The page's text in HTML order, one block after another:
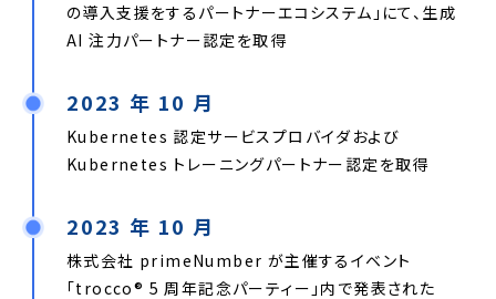
の導入支援をするパートナーエコシステム」にて、生成
AI 注力パートナー認定を取得
2023 年 10 月
Kubernetes 認定サービスプロバイダおよび
Kubernetes トレーニングパートナー認定を取得
2023 年 10 月
株式会社 primeNumber が主催するイベント
「trocco® 5 周年記念パーティー」内で発表された